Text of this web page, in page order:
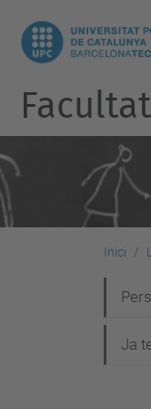
Inici
a
v
Ja